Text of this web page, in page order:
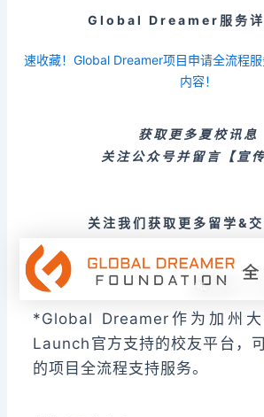
Global Dreamer服务详
速收藏！Global Dreamer项目申请全流程
内容！
获取更多夏校讯息
关注公众号并留言【宣传
关注我们获取更多留学&
*Global Dreamer作为加州
Launch官方支持的校友平台，
的项目全流程支持服务。